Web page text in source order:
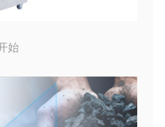
始